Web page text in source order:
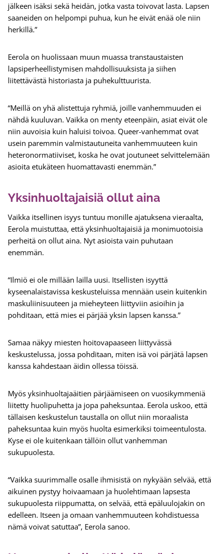
jälkeen isäksi sekä heidän, jotka vasta toivovat lasta. Lapsen
saaneiden on helpompi puhua, kun he eivät enää ole niin
herkillä.”
Eerola on huolissaan muun muassa transtaustaisten
lapsiperheellistymisen mahdollisuuksista ja siihen
liitettävästä historiasta ja puhekulttuurista.
“Meillä on yhä alistettuja ryhmiä, joille vanhemmuuden ei
nähdä kuuluvan. Vaikka on menty eteenpäin, asiat eivät ole
niin auvoisia kuin haluisi toivoa. Queer-vanhemmat ovat
usein paremmin valmistautuneita vanhemmuuteen kuin
heteronormatiiviset, koska he ovat joutuneet selvittelemään
asioita etukäteen huomattavasti enemmän.”
Yksinhuoltajaisiä ollut aina
Vaikka itsellinen isyys tuntuu monille ajatuksena vieraalta,
Eerola muistuttaa, että yksinhuoltajaisiä ja monimuotoisia
perheitä on ollut aina. Nyt asioista vain puhutaan
enemmän.
“Ilmiö ei ole millään lailla uusi. Itsellisten isyyttä
kyseenalaistavissa keskusteluissa mennään usein kuitenkin
maskuliinisuuteen ja mieheyteen liittyviin asioihin ja
pohditaan, että mies ei pärjää yksin lapsen kanssa.”
Samaa näkyy miesten hoitovapaaseen liittyvässä
keskustelussa, jossa pohditaan, miten isä voi pärjätä lapsen
kanssa kahdestaan äidin ollessa töissä.
Myös yksinhuoltajaäitien pärjäämiseen on vuosikymmeniä
liitetty huolipuhetta ja jopa paheksuntaa. Eerola uskoo, että
tällaisen keskustelun taustalla on ollut niin moraalista
paheksuntaa kuin myös huolta esimerkiksi toimeentulosta.
Kyse ei ole kuitenkaan tällöin ollut vanhemman
sukupuolesta.
“Vaikka suurimmalle osalle ihmisistä on nykyään selvää, että
aikuinen pystyy hoivaamaan ja huolehtimaan lapsesta
sukupuolesta riippumatta, on selvää, että epäluulojakin on
edelleen. Itseen ja omaan vanhemmuuteen kohdistuessa
nämä voivat satuttaa”, Eerola sanoo.